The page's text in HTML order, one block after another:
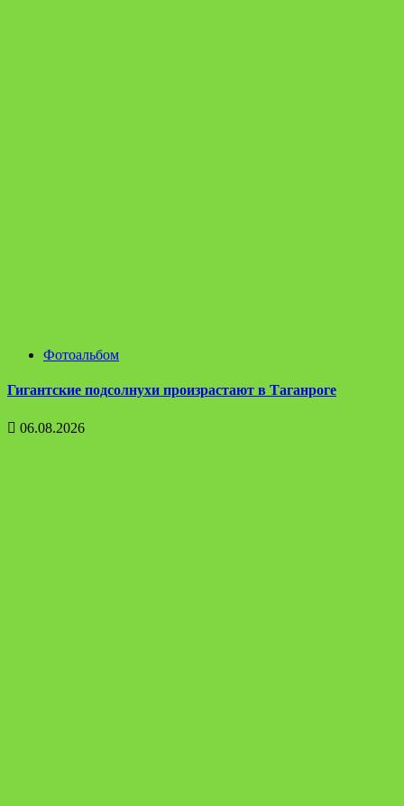
Фотоальбом
Гигантские подсолнухи произрастают в Таганроге
06.08.2026